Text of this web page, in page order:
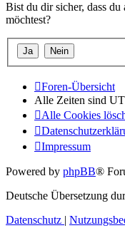
Bist du dir sicher, dass
möchtest?
Foren-Übersicht
Alle Zeiten sind
Alle Cookies
Impressum
Powered by phpBB®
Deutsche Übersetzung
Datenschutz |